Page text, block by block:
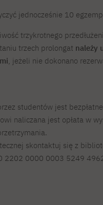
jednocześnie 10
trzykrotnego
trzech prolongat należy
, jeżeli nie dokonano
studentów jest
naliczana jest opłata w
skontaktuj się z
2202 0000 0003 5249